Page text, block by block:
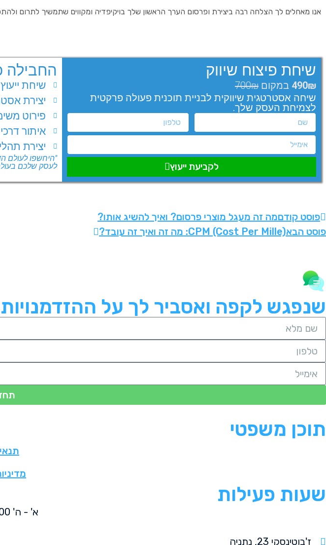
אנו מאחלים לך הצלחה רבה ביצירת ופרסום הערך הראשון שלך בויקיפדיה ומקווים שתמשיך לתרום
שיחת פיצוח שיווק
490₪ במקום 700₪
שיחה אסטרטגית שיווקית לבניית תוכנית פעולה פרקטית
לצמיחת העסק שלך.
לקביעת ייעוץ
החבילה
שיחת ייעוץ 1:1 באורך 90 דק׳
יצירת
פירוט
איתור
יצירת
"היחשפו לעולם
לעסק שלכם
פוסט קודםמה זה מעגל מוצרי פרסום? ואיך להשיג אותו?
פוסט הבאCPM (Cost Per Mille): מה זה ואיך זה עובד?
שנפגש לקפה ואסביר לך על
תוכן משפטי
שעות פעילות
א' - ה' 09:00 - 19:00
ז'בוטינסקי 23, נתניה